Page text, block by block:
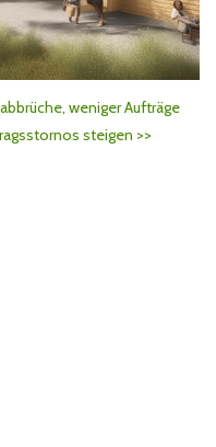
weniger Aufträge
steigen >>